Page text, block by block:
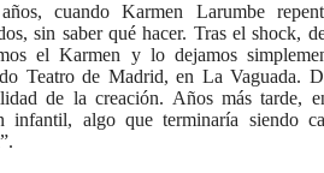
cuando Karmen Larumbe
sin saber qué hacer. Tras el shock,
el Karmen y lo dejamos
Teatro de Madrid, en La Vaguada.
de la creación. Años más tarde,
infantil, algo que terminaría siendo